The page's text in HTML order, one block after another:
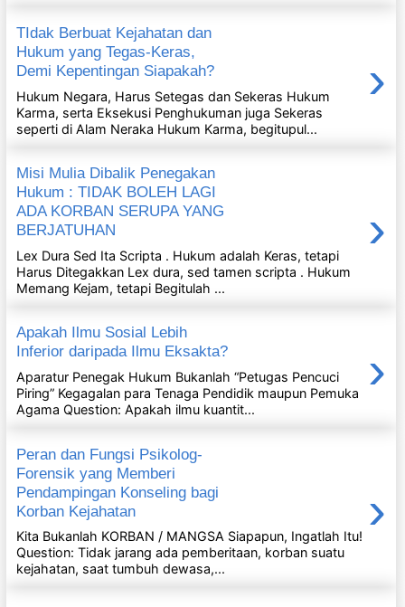
TIdak Berbuat Kejahatan dan
Hukum yang Tegas-Keras,
Demi Kepentingan Siapakah?
›
Hukum Negara, Harus Setegas dan Sekeras Hukum
Karma, serta Eksekusi Penghukuman juga Sekeras
seperti di Alam Neraka Hukum Karma, begitupul...
Misi Mulia Dibalik Penegakan
Hukum : TIDAK BOLEH LAGI
ADA KORBAN SERUPA YANG
BERJATUHAN
›
Lex Dura Sed Ita Scripta . Hukum adalah Keras, tetapi
Harus Ditegakkan Lex dura, sed tamen scripta . Hukum
Memang Kejam, tetapi Begitulah ...
Apakah Ilmu Sosial Lebih
Inferior daripada Ilmu Eksakta?
›
Aparatur Penegak Hukum Bukanlah “Petugas Pencuci
Piring” Kegagalan para Tenaga Pendidik maupun Pemuka
Agama Question: Apakah ilmu kuantit...
Peran dan Fungsi Psikolog-
Forensik yang Memberi
Pendampingan Konseling bagi
Korban Kejahatan
›
Kita Bukanlah KORBAN / MANGSA Siapapun, Ingatlah Itu!
Question: Tidak jarang ada pemberitaan, korban suatu
kejahatan, saat tumbuh dewasa,...